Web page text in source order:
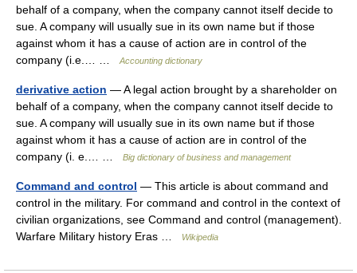
behalf of a company, when the company cannot itself decide to
sue. A company will usually sue in its own name but if those
against whom it has a cause of action are in control of the
company (i.e.… …
Accounting dictionary
derivative action — A legal action brought by a shareholder on
behalf of a company, when the company cannot itself decide to
sue. A company will usually sue in its own name but if those
against whom it has a cause of action are in control of the
company (i. e.… …
Big dictionary of business and management
Command and control — This article is about command and
control in the military. For command and control in the context of
civilian organizations, see Command and control (management).
Warfare Military history Eras …
Wikipedia